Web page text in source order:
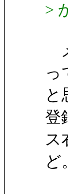
>
っ
と
登
ス
ど。